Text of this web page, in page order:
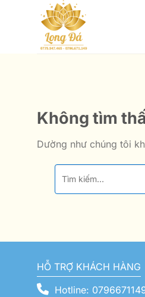
Không tìm
Dường như chúng tôi
HỖ TRỢ KHÁCH HÀNG
Hotline: